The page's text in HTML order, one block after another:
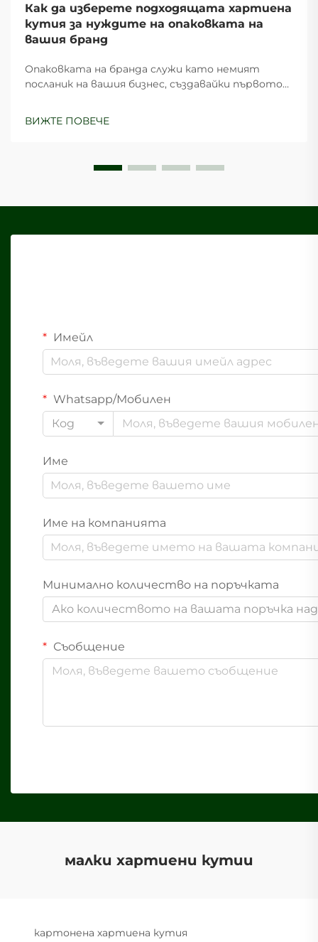
Как да изберете подходящата хартиена
кутия за нуждите на опаковката на
вашия бранд
Опаковката на бранда служи като немият
посланик на вашия бизнес, създавайки първото
покупко-решения. Изборът на подходяща
ВИЖТЕ ПОВЕЧЕ
Имейл
Whatsapp/Мобилен
Код
Име
Име на компанията
Минимално количество на поръчката
Ако количеството на вашата поръчка
Съобщение
малки хартиени кутии
картонена хартиена кутия